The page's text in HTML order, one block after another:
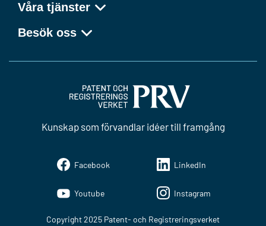
Våra tjänster
Besök oss
Kunskap som förvandlar idéer till framgång
Facebook LinkedIn
Youtube Instagram
Copyright 2025 Patent- och Registreringsverket